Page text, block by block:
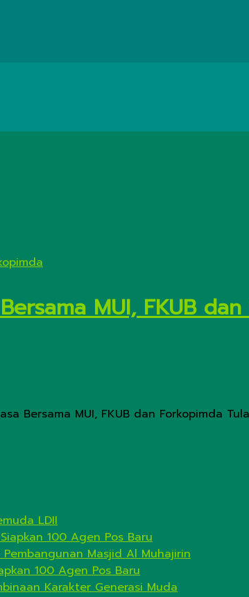
MUI, FKUB
Bersama MUI, FKUB dan Forkopimda
LDII
100 Agen Pos Baru
Masjid Al Muhajirin
100 Agen Pos Baru
Karakter Generasi Muda